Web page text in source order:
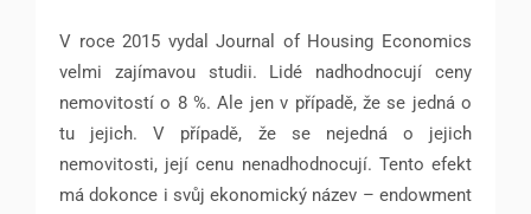
V roce 2015 vydal Journal of Housing Economics
velmi zajímavou studii. Lidé nadhodnocují ceny
nemovitostí o 8 %. Ale jen v případě, že se jedná o
tu jejich. V případě, že se nejedná o jejich
nemovitosti, její cenu nenadhodnocují. Tento efekt
má dokonce i svůj ekonomický název – endowment